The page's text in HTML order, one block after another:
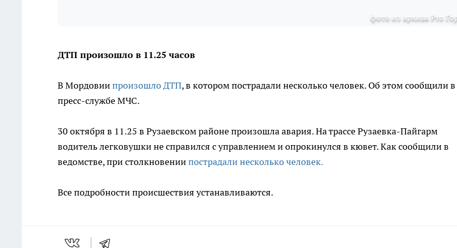
фото из архива Pro
ДТП произошло в 11.25 часов
В Мордовиипроизошло ДТП, в котором пострадали несколько человек. Об этом сообщили в
пресс-службе МЧС.
30 октября в 11.25 в Рузаевском районе произошла авария. На трассе Рузаевка-Пайгарм
водитель легковушки не справился с управлением и опрокинулся в кювет. Как сообщили в
ведомстве, при столкновениипострадали несколько человек.
Все подробности происшествия устанавливаются.